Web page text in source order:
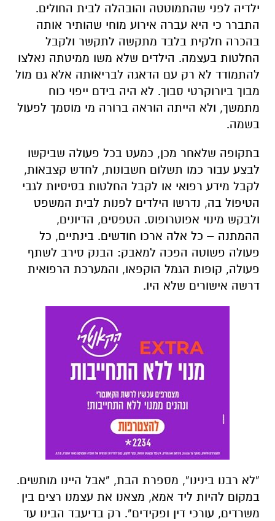
ילדיה לפני שהתמוטטה והובהלה לבית החולים.
התברר כי היא עברה אירוע מוחי שהותיר אותה
בהכרה חלקית בלבד מתקשה לתקשר ולקבל
החלטות בעצמה. הילדים שלא משו ממיטתה נאלצו
להתמודד לא רק עם הדאגה לבריאותה אלא גם מול
מבוך ביורוקרטי סבוך. לא היה בידם ייפוי כוח
מתמשך, ולא הייתה הוראה ברורה מי מוסמך לפעול
בשמה.
בתקופה שלאחר מכן, כמעט בכל פעולה שביקשו
לבצע עבור כמו תשלום חשבונות, לחדש קצבאות,
לקבל מידע רפואי או לקבל החלטות בסיסיות לגבי
הטיפול בה, נדרשו הילדים לפנות לבית המשפט
ולבקש מינוי אפוטרופוס. הטפסים, הדיונים,
ההמתנה – כל אלה ארכו חודשים. בינתיים, כל
פעולה פשוטה הפכה למאבק: הבנק סירב לשתף
פעולה, קופות הגמל הוקפאו, והמערכת הרפואית
דרשה אישורים שלא היו.
“לא רבנו בינינו”, מספרת הבת, “אבל היינו מותשים.
במקום להיות ליד אמא, מצאנו את עצמנו רצים בין
משרדים, עורכי דין ופקידים”. רק בדיעבד הבינו עד